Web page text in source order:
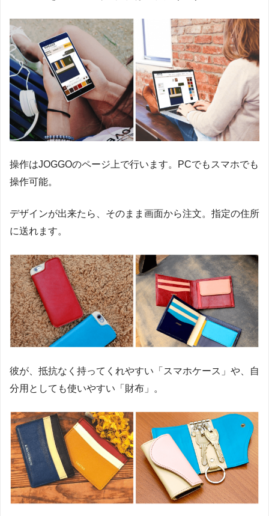
操作はJOGGOのページ上で行います。PCでもスマホでも
操作可能。
デザインが出来たら、そのまま画面から注文。指定の住所
に送れます。
彼が、抵抗なく持ってくれやすい「スマホケース」や、自
分用としても使いやすい「財布」。